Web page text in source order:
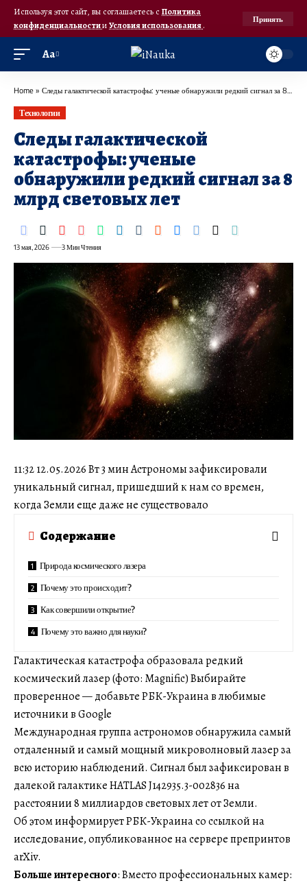
Используя этот сайт, вы соглашаетесь с Политика
конфиденциальностииУсловия использования.
Принять
Аа
Home » Следы галактической катастрофы: ученые обнаружили редкий сигнал за 8 млрд световых лет
Технологии
Следы галактической
катастрофы: ученые
обнаружили редкий сигнал за 8
млрд световых лет
13 мая, 2026 3 Мин Чтения
11:32 12.05.2026 Вт 3 мин Астрономы зафиксировали
уникальный сигнал, пришедший к нам со времен,
когда Земли еще даже не существовало
Содержание
Природа космического лазера
Почему это происходит?
Как совершили открытие?
Почему это важно для науки?
Галактическая катастрофа образовала редкий
космический лазер (фото: Magnific) Выбирайте
проверенное — добавьте РБК-Украина в любимые
источники в Google
Международная группа астрономов обнаружила самый
отдаленный и самый мощный микроволновый лазер за
всю историю наблюдений. Сигнал был зафиксирован в
далекой галактике HATLAS J142935.3-002836 на
расстоянии 8 миллиардов световых лет от Земли.
Об этом информирует РБК-Украина со ссылкой на
исследование, опубликованное на сервере препринтов
arXiv.
Больше интересного: Вместо профессиональных камер: